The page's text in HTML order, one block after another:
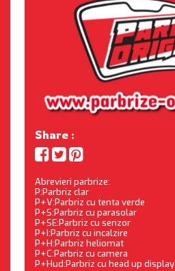
Share :
Abrevieri parbrize:
P:Parbriz clar
P+V:Parbriz cu tenta verde
P+S:Parbriz cu parasolar
P+SE:Parbriz cu senzor
P+I:Parbriz cu incalzire
P+H:Parbriz heliomat
P+C:Parbriz cu camera
P+Hud:Parbriz cu head up display